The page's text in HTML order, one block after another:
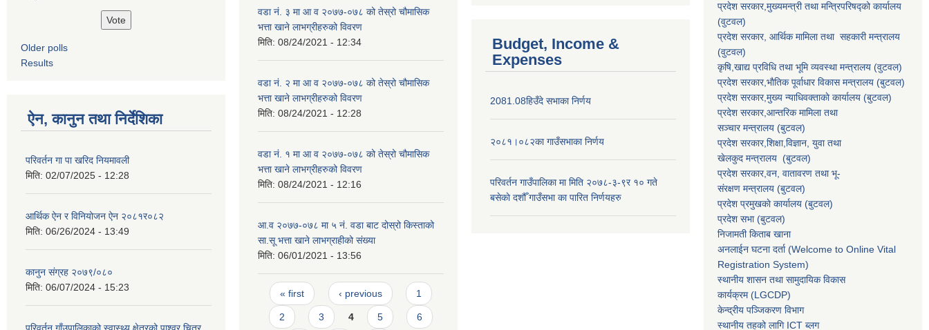
Older polls
Results
ऐन, कानुन तथा निर्देशिका
परिवर्तन गा पा खरिद नियमावली
मिति: 02/07/2025 - 12:28
आर्थिक ऐन र विनियोजन ऐन २०८१र०८२
मिति: 06/26/2024 - 13:49
कानुन संग्रह २०७९/०८०
मिति: 06/07/2024 - 15:23
वडा न‌ं. ३ मा आ व २०७७-०७८ को तेस्रो चौमासिक
भत्ता खाने लाभग्रीहरुको विवरण
मिति: 08/24/2021 - 12:34
वडा न‌ं. २ मा आ व २०७७-०७८ को तेस्रो चौमासिक
भत्ता खाने लाभग्रीहरुको विवरण
मिति: 08/24/2021 - 12:28
वडा न‌ं. १ मा आ व २०७७-०७८ को तेस्रो चौमासिक
भत्ता खाने लाभग्रीहरुको विवरण
मिति: 08/24/2021 - 12:16
आ.व २०७७-०७८ मा ५ न‌ं. वडा बाट दोस्रो किस्ताको
सा.सू भत्ता खाने लाभग्राहीको संख्या
मिति: 06/01/2021 - 13:56
Pages
« first ‹ previous 1
2 3 4 5 6
Budget, Income &
Expenses
2081.08हिउँदे सभाका निर्णय
२०८१।०८२का गाउँसभाका निर्णय
परिवर्तन गाउँपालिका मा मिति २०७८-३-९र १० गते
बसेकाे दशौँ गाउँसभा का पारित निर्णयहरु
प्रदेश सरकार,मुख्यमन्त्री तथा मन्त्रिपरिषद्को कार्यालय
(वुटवल)
प्रदेश सरकार, आर्थिक मामिला तथा सहकारी मन्त्रालय
(वुटवल)
कृषि,खाद्य प्रविधि तथा भूमि व्यवस्था मन्त्रालय (वुटवल)
प्रदेश सरकार,भाैतिक पूर्वाधार विकास मन्त्रालय (बुटवल)
प्रदेश सरकार,मुख्य न्याधिवक्ताकाे कार्यालय (बुटवल)
प्रदेश सरकार,आन्तरिक मामिला तथा
सञ्चार मन्त्रालय (बुटवल)
प्रदेश सरकार,शिक्षा,विज्ञान, युवा तथा
खेलकुद मन्त्रालय (बुटवल)
प्रदेश सरकार,वन, वातावरण तथा भू-
संरक्षण मन्त्रालय (बुटवल)
प्रदेश प्रमुखकाे कार्यालय (बुटवल)
प्रदेश सभा (बुटवल)
निजामती किताब खाना
अनलाईन घटना दर्ता (Welcome to Online Vital
Registration System)
स्थानीय शासन तथा सामुदायिक विकास
कार्यक्रम (LGCDP)
केन्द्रीय पञ्जिकरण विभाग
स्थानीय तहको लागि ICT ब्लग